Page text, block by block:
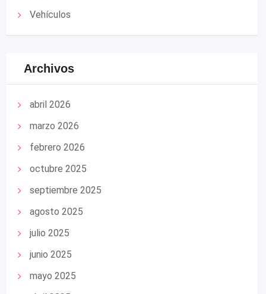
Vehículos
Archivos
abril 2026
marzo 2026
febrero 2026
octubre 2025
septiembre 2025
agosto 2025
julio 2025
junio 2025
mayo 2025